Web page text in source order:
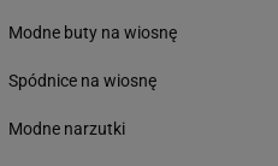
Modne buty na wiosnę
Spódnice na wiosnę
Modne narzutki